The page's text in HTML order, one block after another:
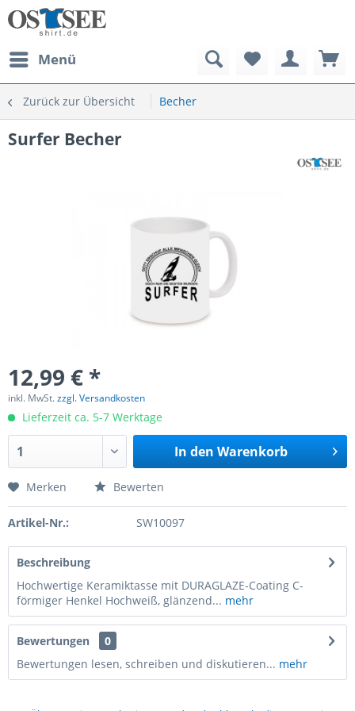
Menü
Zurück zur Übersicht Becher
Surfer Becher
12,99 € *
inkl. MwSt.zzgl. Versandkosten
Lieferzeit ca. 5-7 Werktage
In den Warenkorb
Merken Bewerten
Artikel-Nr.: SW10097
Beschreibung
Hochwertige Keramiktasse mit DURAGLAZE-Coating C-
förmiger Henkel Hochweiß, glänzend... mehr
Bewertungen
0
Bewertungen lesen, schreiben und diskutieren... mehr